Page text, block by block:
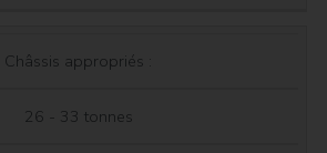
Châssis appropriés :
26 - 33 tonnes